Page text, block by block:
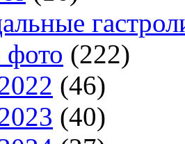
фото (222)
(46)
(40)